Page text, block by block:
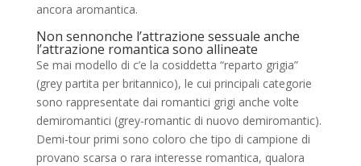
ancora aromantica.
Non sennonche l’attrazione sessuale anche
l’attrazione romantica sono allineate
Se mai modello di c’e la cosiddetta “reparto grigia”
(grey partita per britannico), le cui principali categorie
sono rappresentate dai romantici grigi anche volte
demiromantici (grey-romantic di nuovo demiromantic).
Demi-tour primi sono coloro che tipo di campione di
provano scarsa o rara interesse romantica, qualora